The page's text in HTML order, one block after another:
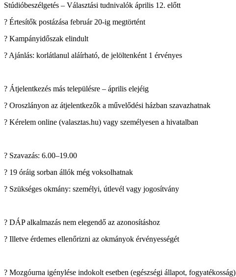
Stúdióbeszélgetés – Választási tudnivalók április 12. előtt
? Értesítők postázása február 20-ig megtörtént
? Kampányidőszak elindult
? Ajánlás: korlátlanul aláírható, de jelöltenként 1 érvényes
? Átjelentkezés más településre – április elejéig
? Oroszlányon az átjelentkezők a művelődési házban szavazhatnak
? Kérelem online (valasztas.hu) vagy személyesen a hivatalban
? Szavazás: 6.00–19.00
? 19 óráig sorban állók még voksolhatnak
? Szükséges okmány: személyi, útlevél vagy jogosítvány
? DÁP alkalmazás nem elegendő az azonosításhoz
? Illetve érdemes ellenőrizni az okmányok érvényességét
? Mozgóurna igénylése indokolt esetben (egészségi állapot, fogyatékosság)